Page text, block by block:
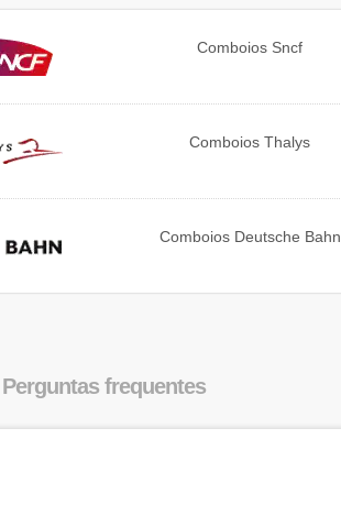
Comboios Sncf
Comboios Thalys
Comboios Deutsche Bahn
Perguntas frequentes